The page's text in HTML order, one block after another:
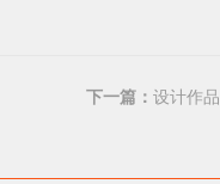
下一篇： 设计作品